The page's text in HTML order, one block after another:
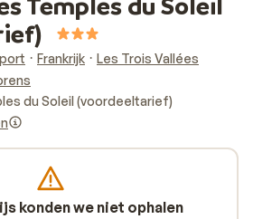
Frankrijk
Les Trois Vallées
du Soleil (voordeeltarief)
konden we niet ophalen